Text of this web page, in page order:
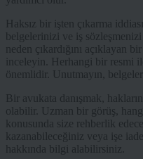
Haksız bir işten çıkarma
belgelerinizi ve iş
neden çıkardığını açıklayan
inceleyin. Herhangi bir resmi
önemlidir. Unutmayın,
Bir avukata danışmak,
olabilir. Uzman bir görüş,
konusunda size rehberlik
kazanabileceğiniz veya işe
hakkında bilgi alabilirsiniz.